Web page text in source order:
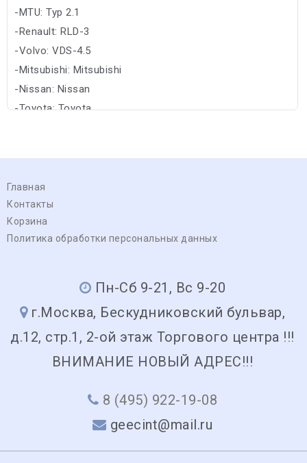
-MTU: Typ 2.1
-Renault: RLD-3
-Volvo: VDS-4.5
-Mitsubishi: Mitsubishi
-Nissan: Nissan
-Toyota: Toyota
Главная
Контакты
Корзина
Политика обработки персональных данных
Пн-Сб 9-21, Вс 9-20
г.Москва, Бескудниковский бульвар,
д.12, стр.1, 2-ой этаж Торгового центра !!!
ВНИМАНИЕ НОВЫЙ АДРЕС!!!
8 (495) 922-19-08
geecint@mail.ru